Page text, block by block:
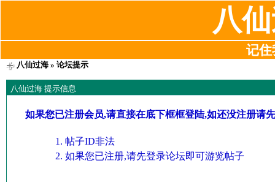
八
记住
八仙过海» 论坛提示
八仙过海 提示信息
如果您已注册会员,请直接在底下框框登陆,如还没注册请
帖子ID非法
如果您已注册,请先登录论坛即可游览帖子